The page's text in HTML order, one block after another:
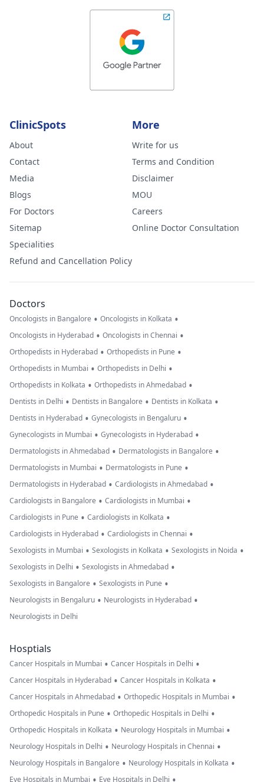
ClinicSpots
About
Contact
Media
Blogs
For Doctors
Sitemap
Specialities
Refund and Cancellation Policy
More
Write for us
Terms and Condition
Disclaimer
MOU
Careers
Online Doctor Consultation
Doctors
Oncologists in Bangalore • Oncologists in Kolkata •
Oncologists in Hyderabad • Oncologists in Chennai •
Orthopedists in Hyderabad • Orthopedists in Pune •
Orthopedists in Mumbai • Orthopedists in Delhi •
Orthopedists in Kolkata • Orthopedists in Ahmedabad •
Dentists in Delhi • Dentists in Bangalore • Dentists in Kolkata •
Dentists in Hyderabad • Gynecologists in Bengaluru •
Gynecologists in Mumbai • Gynecologists in Hyderabad •
Dermatologists in Ahmedabad • Dermatologists in Bangalore •
Dermatologists in Mumbai • Dermatologists in Pune •
Dermatologists in Hyderabad • Cardiologists in Ahmedabad •
Cardiologists in Bangalore • Cardiologists in Mumbai •
Cardiologists in Pune • Cardiologists in Kolkata •
Cardiologists in Hyderabad • Cardiologists in Chennai •
Sexologists in Mumbai • Sexologists in Kolkata • Sexologists in Noida •
Sexologists in Delhi • Sexologists in Ahmedabad •
Sexologists in Bangalore • Sexologists in Pune •
Neurologists in Bengaluru • Neurologists in Hyderabad •
Neurologists in Delhi
Hosptials
Cancer Hospitals in Mumbai • Cancer Hospitals in Delhi •
Cancer Hospitals in Hyderabad • Cancer Hospitals in Kolkata •
Cancer Hospitals in Ahmedabad • Orthopedic Hospitals in Mumbai •
Orthopedic Hospitals in Pune • Orthopedic Hospitals in Delhi •
Orthopedic Hospitals in Kolkata • Neurology Hospitals in Mumbai •
Neurology Hospitals in Delhi • Neurology Hospitals in Chennai •
Neurology Hospitals in Bangalore • Neurology Hospitals in Kolkata •
Eye Hospitals in Mumbai Eye Hospitals in Delhi